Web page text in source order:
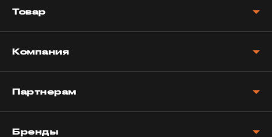
Товар
Компания
Партнерам
Бренды